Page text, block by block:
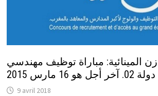
المينائية: مباراة توظيف مهندسي
دولة 02. آخر أجل هو 16 مارس 2015
9 avril 2018